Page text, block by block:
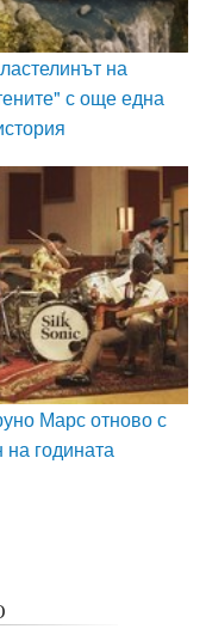
на
с още една
Марс отново с
на годината